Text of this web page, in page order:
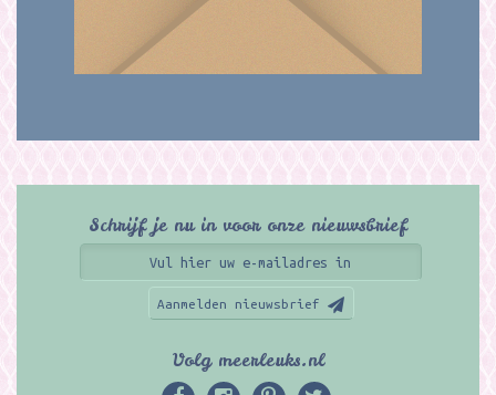
Schrijf je nu in voor onze nieuwsbrief
Aanmelden nieuwsbrief
Volg meerleuks.nl